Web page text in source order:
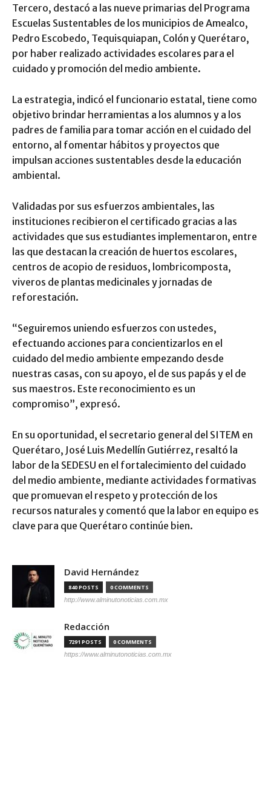
Tercero, destacó a las nueve primarias del Programa
Escuelas Sustentables de los municipios de Amealco,
Pedro Escobedo, Tequisquiapan, Colón y Querétaro,
por haber realizado actividades escolares para el
cuidado y promoción del medio ambiente.
La estrategia, indicó el funcionario estatal, tiene como
objetivo brindar herramientas a los alumnos y a los
padres de familia para tomar acción en el cuidado del
entorno, al fomentar hábitos y proyectos que
impulsan acciones sustentables desde la educación
ambiental.
Validadas por sus esfuerzos ambientales, las
instituciones recibieron el certificado gracias a las
actividades que sus estudiantes implementaron, entre
las que destacan la creación de huertos escolares,
centros de acopio de residuos, lombricomposta,
viveros de plantas medicinales y jornadas de
reforestación.
“Seguiremos uniendo esfuerzos con ustedes,
efectuando acciones para concientizarlos en el
cuidado del medio ambiente empezando desde
nuestras casas, con su apoyo, el de sus papás y el de
sus maestros. Este reconocimiento es un
compromiso”, expresó.
En su oportunidad, el secretario general del SITEM en
Querétaro, José Luis Medellín Gutiérrez, resaltó la
labor de la SEDESU en el fortalecimiento del cuidado
del medio ambiente, mediante actividades formativas
que promuevan el respeto y protección de los
recursos naturales y comentó que la labor en equipo es
clave para que Querétaro continúe bien.
David Hernández
840 POSTS 0 COMMENTS
http://www.alminutonoticias.com.mx
Redacción
7291 POSTS 0 COMMENTS
https://www.alminutonoticias.com.mx